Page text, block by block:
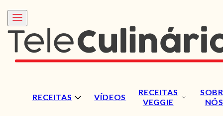
RECEITAS VÍDEOS
RECEITAS
VEGGIE
NÓS